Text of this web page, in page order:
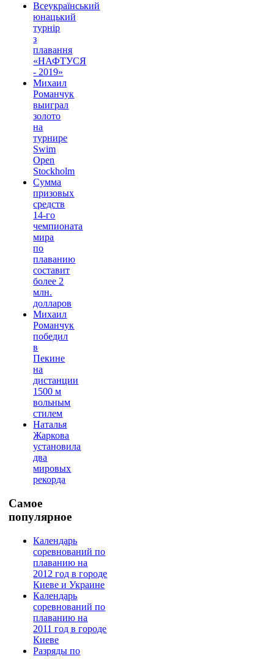
Всеукраїнський
юнацький
турнір
з
плавання
«НАФТУСЯ
- 2019»
Михаил
Романчук
выиграл
золото
на
турнире
Swim
Open
Stockholm
Сумма
призовых
средств
14-го
чемпионата
мира
по
плаванию
составит
более 2
млн.
долларов
Михаил
Романчук
победил
в
Пекине
на
дистанции
1500 м
вольным
стилем
Наталья
Жаркова
установила
два
мировых
рекорда
Самое
популярное
Календарь
соревнований по
плаванию на
2012 год в городе
Киеве и Украине
Календарь
соревнований по
плаванию на
2011 год в городе
Киеве
Разряды по